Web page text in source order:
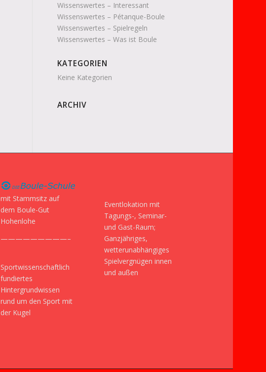
Wissenswertes – Interessant
Wissenswertes – Pétanque-Boule
Wissenswertes – Spielregeln
Wissenswertes – Was ist Boule
KATEGORIEN
Keine Kategorien
ARCHIV
mit Stammsitz auf
dem Boule-Gut
Hohenlohe
—————————–
Sportwissenschaftlich
fundiertes
Hintergrundwissen
rund um den Sport mit
der Kugel
Eventlokation mit
Tagungs-, Seminar-
und Gast-Raum;
Ganzjähriges,
wetterunabhängiges
Spielvergnügen innen
und außen